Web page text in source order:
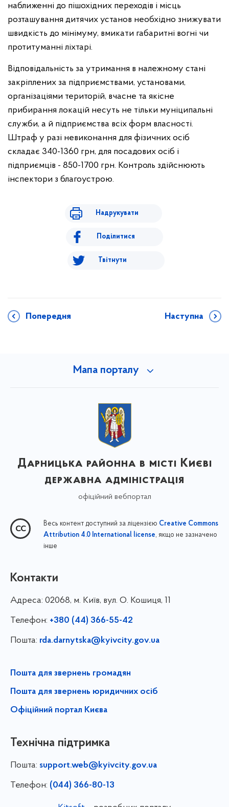
наближенні до пішохідних переходів і місць
розташування дитячих установ необхідно знижувати
швидкість до мінімуму, вмикати габаритні вогні чи
протитуманні ліхтарі.
Відповідальність за утримання в належному стані
закріплених за підприємствами, установами,
організаціями територій, вчасне та якісне
прибирання локацій несуть не тільки муніципальні
служби, а й підприємства всіх форм власності.
Штраф у разі невиконання для фізичних осіб
складає 340-1360 грн, для посадових осіб і
підприємців - 850-1700 грн. Контроль здійснюють
інспектори з благоустрою.
Надрукувати
Поділитися
Твітнути
Попередня Наступна
Мапа порталу
Дарницька районна в місті Києві
державна адміністрація
офіційний вебпортал
Весь контент доступний за ліцензією Creative Commons
Attribution 4.0 International license, якщо не зазначено
інше
Контакти
Адреса: 02068, м. Київ, вул. О. Кошиця, 11
Телефон: +380 (44) 366-55-42
Пошта: rda.darnytska@kyivcity.gov.ua
Пошта для звернень громадян
Пошта для звернень юридичних осіб
Офіційний портал Києва
Технічна підтримка
Пошта: support.web@kyivcity.gov.ua
Телефон: (044) 366-80-13